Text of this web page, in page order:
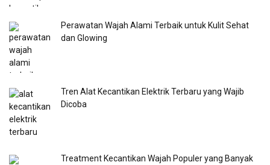
Perawatan Wajah Alami Terbaik untuk Kulit Sehat
dan Glowing
Tren Alat Kecantikan Elektrik Terbaru yang Wajib
Dicoba
Treatment Kecantikan Wajah Populer yang Banyak